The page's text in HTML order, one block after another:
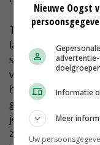
Tot die tijd wordt
langjarige
sleutel daarvoor
voor agrarisch
het belangrijk dat
gehonoreerd en
je maar een deel
zekerheid voor de
Nieuwe Oogst
Informatie
Meer
Uw